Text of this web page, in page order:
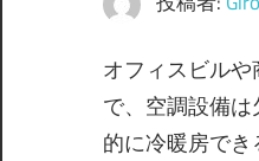
オフィスビル
で、空調設備は
的に冷暖房で